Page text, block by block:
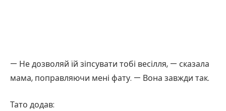
— Не дозволяй їй зіпсувати тобі весілля, — сказала
мама, поправляючи мені фату. — Вона завжди так.
Тато додав: